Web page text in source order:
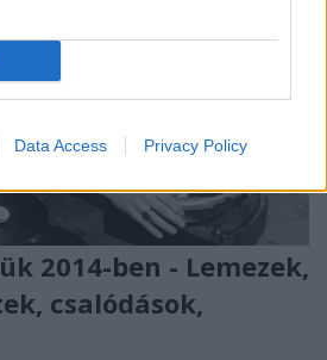
Data Access Privacy Policy
2014-ben - Lemezek,
csalódások,